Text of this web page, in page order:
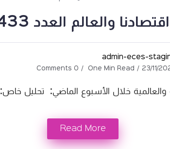
اقتصادنا والعالم العدد 433
admin-eces-
23/11/
One Min Read
0 Comments
والعالمية خلال الأسبوع الماضي: تحليل خاص:
Read More